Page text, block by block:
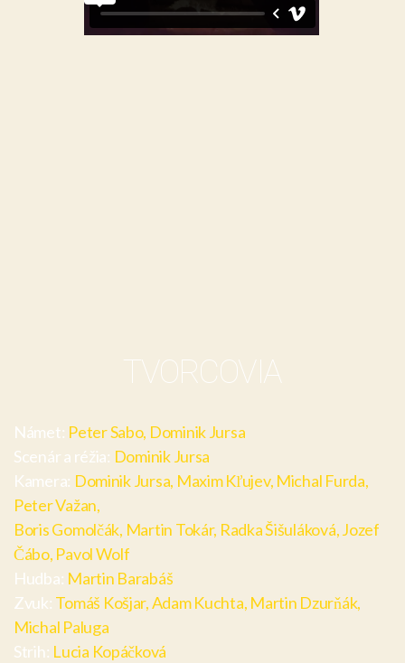
TVORCOVIA
Námet: Peter Sabo, Dominik Jursa
Scenár a réžia: Dominik Jursa
Kamera: Dominik Jursa, Maxim Kľujev, Michal Furda,
Peter Važan,
Boris Gomolčák, Martin Tokár, Radka Šišuláková, Jozef
Čábo, Pavol Wolf
Hudba: Martin Barabáš
Zvuk: Tomáš Košjar, Adam Kuchta, Martin Dzurňák,
Michal Paluga
Strih: Lucia Kopáčková